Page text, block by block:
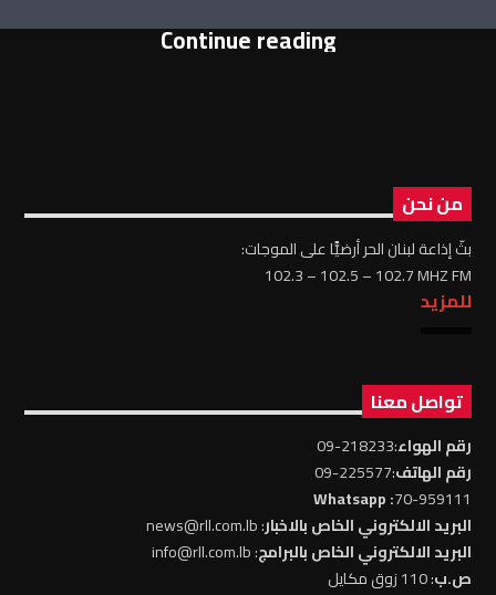
Continue reading
من نحن
بثّ إذاعة لبنان الحر أرضيًّا على الموجات:
102.3 – 102.5 – 102.7 MHZ FM
للمزيد
تواصل معنا
رقم الهواء:218233-09
رقم الهاتف:225577-09
70-959111
: Whatsapp
البريد الالكتروني الخاص بالاخبار: news@rll.com.lb
البريد الالكتروني الخاص بالبرامج: info@rll.com.lb
ص.ب: 110 زوق مكايل